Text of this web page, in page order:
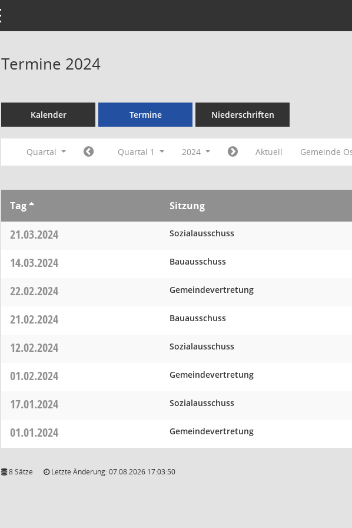
navigation
Termine 2024
Kalender Termine Niederschriften
Quartal Quartal 1 2024 Aktuell Gemeinde
Tag Sitzung
21.03.2024 Sozialausschuss
14.03.2024 Bauausschuss
22.02.2024 Gemeindevertretung
21.02.2024 Bauausschuss
12.02.2024 Sozialausschuss
01.02.2024 Gemeindevertretung
17.01.2024 Sozialausschuss
01.01.2024 Gemeindevertretung
8 Sätze Letzte Änderung: 07.08.2026 17:03:50